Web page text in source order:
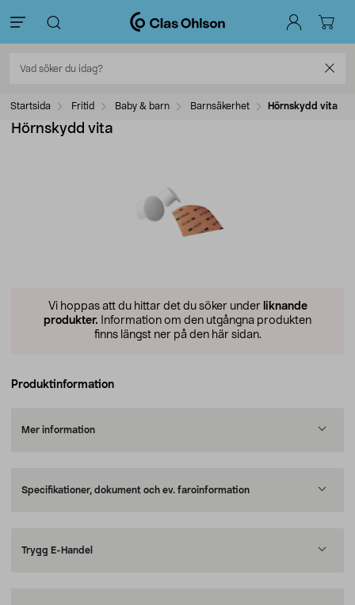
Startsida Fritid Baby & barn Barnsäkerhet Hörnskydd vita
Hörnskydd vita
Vi hoppas att du hittar det du söker under liknande
produkter. Information om den utgångna produkten
finns längst ner på den här sidan.
Produktinformation
Mer information
Specifikationer, dokument och ev. faroinformation
Trygg E-Handel